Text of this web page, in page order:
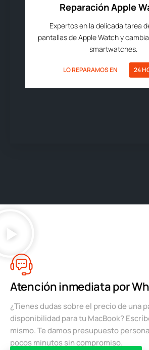
Reparación Apple
Expertos en la delicada tarea
pantallas de Apple Watch y
smartwatches.
LO REPARAMOS EN 24
Atención inmediata por
¿Tienes dudas sobre el precio de una
disponibilidad para tu MacBook?
mismo. Te damos presupuesto
pocos minutos sin compromiso.